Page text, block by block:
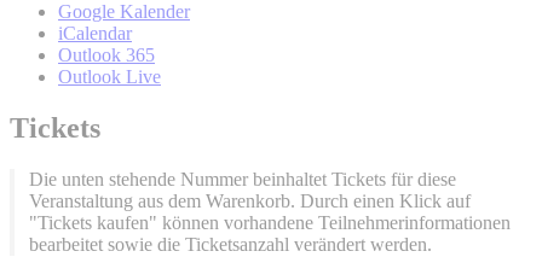
Google Kalender
iCalendar
Outlook 365
Outlook Live
Tickets
Die unten stehende Nummer beinhaltet Tickets für diese
Veranstaltung aus dem Warenkorb. Durch einen Klick auf
"Tickets kaufen" können vorhandene Teilnehmerinformationen
bearbeitet sowie die Ticketsanzahl verändert werden.